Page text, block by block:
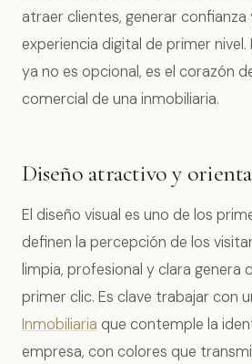
atraer clientes, generar
experiencia digital de primer nivel.
ya no es opcional, es el corazón
comercial de una inmobiliaria.
Diseño atractivo y
El diseño visual es uno de los
definen la percepción de los
limpia, profesional y clara genera
primer clic. Es clave trabajar con
Inmobiliaria que contemple la
empresa, con colores que